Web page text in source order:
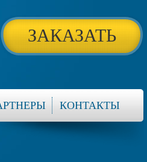
ЗАКАЗАТЬ
КОНТАКТЫ